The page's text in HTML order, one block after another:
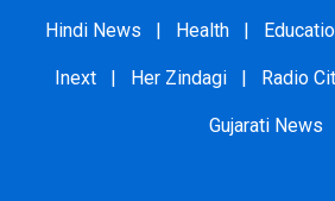
Hindi News | Health |
Inext | Her Zindagi | Radio
Gujarati News